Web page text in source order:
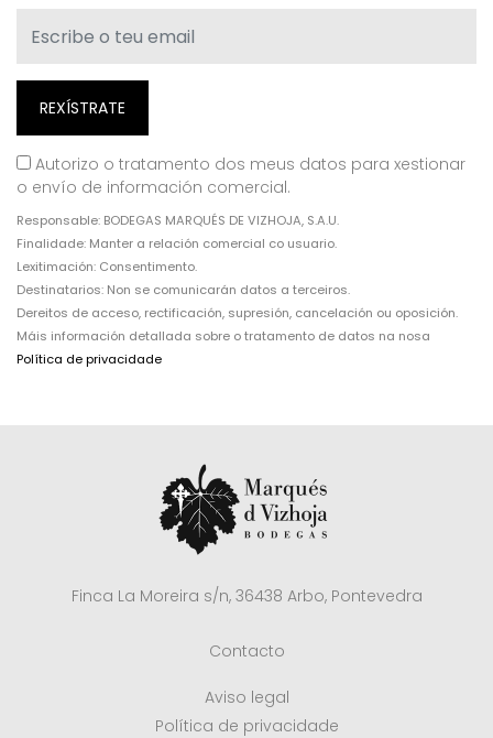
Autorizo o tratamento dos meus datos para xestionar
o envío de información comercial.
Responsable: BODEGAS MARQUÉS DE VIZHOJA, S.A.U.
Finalidade: Manter a relación comercial co usuario.
Lexitimación: Consentimento.
Destinatarios: Non se comunicarán datos a terceiros.
Dereitos de acceso, rectificación, supresión, cancelación ou oposición.
Máis información detallada sobre o tratamento de datos na nosa
Política de privacidade
Finca La Moreira s/n, 36438 Arbo, Pontevedra
Contacto
Aviso legal
Política de privacidade